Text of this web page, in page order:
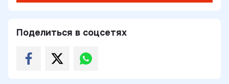
Поделиться в соцсетях